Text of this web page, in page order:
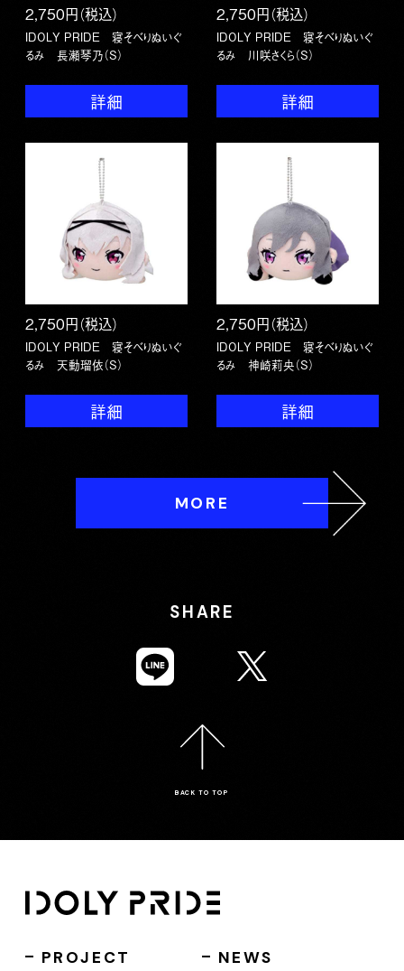
2,750円（税込）
IDOLY PRIDE 寝そべりぬいぐ
るみ 長瀬琴乃（S）
詳細
2,750円（税込）
IDOLY PRIDE 寝そべりぬいぐ
るみ 川咲さくら（S）
詳細
2,750円（税込）
IDOLY PRIDE 寝そべりぬいぐ
るみ 天動瑠依（S）
詳細
2,750円（税込）
IDOLY PRIDE 寝そべりぬいぐ
るみ 神崎莉央（S）
詳細
MORE
SHARE
BACK TO TOP
PROJECT NEWS